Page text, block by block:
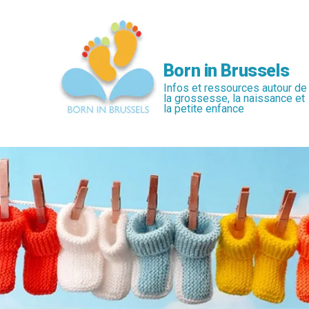
Born in Brussels
Infos et ressources autour de
la grossesse, la naissance et
la petite enfance